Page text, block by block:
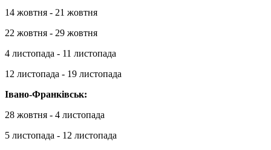
14 жовтня - 21 жовтня
22 жовтня - 29 жовтня
4 листопада - 11 листопада
12 листопада - 19 листопада
Івано-Франківськ:
28 жовтня - 4 листопада
5 листопада - 12 листопада